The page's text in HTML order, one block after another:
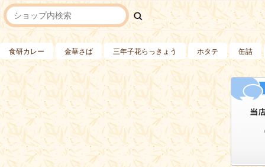
食研カレー 金華さば 三年子花らっきょう ホタテ 缶詰